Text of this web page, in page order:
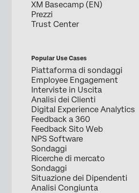
XM Basecamp (EN)
Prezzi
Trust Center
Popular Use Cases
Piattaforma di sondaggi
Employee Engagement
Interviste in Uscita
Analisi dei Clienti
Digital Experience Analytics
Feedback a 360
Feedback Sito Web
NPS Software
Sondaggi
Ricerche di mercato
Sondaggi
Situazione dei Dipendenti
Analisi Congiunta